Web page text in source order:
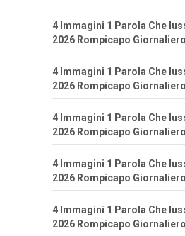
4 Immagini 1 Parola Che
2026 Rompicapo
4 Immagini 1 Parola Che
2026 Rompicapo
4 Immagini 1 Parola Che
2026 Rompicapo
4 Immagini 1 Parola Che
2026 Rompicapo
4 Immagini 1 Parola Che
2026 Rompicapo